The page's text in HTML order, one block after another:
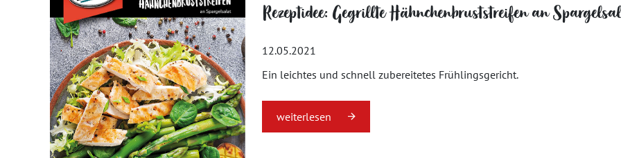
Rezeptidee: Gegrillte Hähnchenbruststreifen an
12.05.2021
Ein leichtes und schnell zubereitetes Frühlingsgericht.
weiterlesen